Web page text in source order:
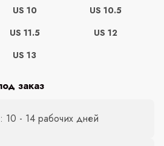
US 10
US 10.5
US 11.5
US 12
US 13
заказ
10 - 14 рабочих дней